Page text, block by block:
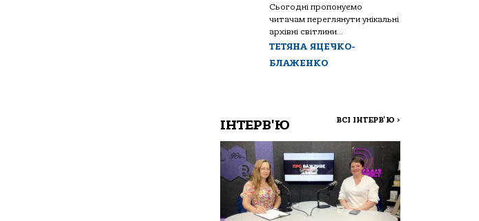
Сьогодні пропонуємо
читачам переглянути унікальні
архівні світлини...
ТЕТЯНА ЯЦЕЧКО-
БЛАЖЕНКО
ІНТЕРВ'Ю ВСІ ІНТЕРВ'Ю >